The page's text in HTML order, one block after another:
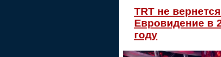
TRT не
Евровидение в
году